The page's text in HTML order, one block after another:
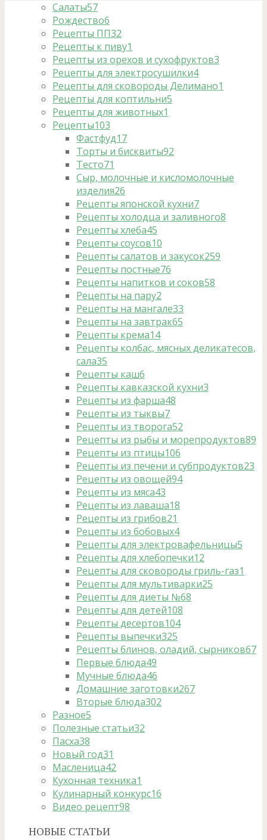
Салаты57
Рождество6
Рецепты ПП32
Рецепты к пиву1
Рецепты из орехов и сухофруктов3
Рецепты для электросушилки4
Рецепты для сковороды Делимано1
Рецепты для коптильни5
Рецепты для животных1
Рецепты103
Фастфуд17
Торты и бисквиты92
Тесто71
Сыр, молочные и кисломолочные
изделия26
Рецепты японской кухни7
Рецепты холодца и заливного8
Рецепты хлеба45
Рецепты соусов10
Рецепты салатов и закусок259
Рецепты постные76
Рецепты напитков и соков58
Рецепты на пару2
Рецепты на мангале33
Рецепты на завтрак65
Рецепты крема14
Рецепты колбас, мясных деликатесов,
сала35
Рецепты каш6
Рецепты кавказской кухни3
Рецепты из фарша48
Рецепты из тыквы7
Рецепты из творога52
Рецепты из рыбы и морепродуктов89
Рецепты из птицы106
Рецепты из печени и субпродуктов23
Рецепты из овощей94
Рецепты из мяса43
Рецепты из лаваша18
Рецепты из грибов21
Рецепты из бобовых4
Рецепты для электровафельницы5
Рецепты для хлебопечки12
Рецепты для сковороды гриль-газ1
Рецепты для мультиварки25
Рецепты для диеты №68
Рецепты для детей108
Рецепты десертов104
Рецепты выпечки325
Рецепты блинов, оладий, сырников67
Первые блюда49
Мучные блюда46
Домашние заготовки267
Вторые блюда302
Разное5
Полезные статьи32
Пасха38
Новый год31
Масленица42
Кухонная техника1
Кулинарный конкурс16
Видео рецепт98
НОВЫЕ СТАТЬИ